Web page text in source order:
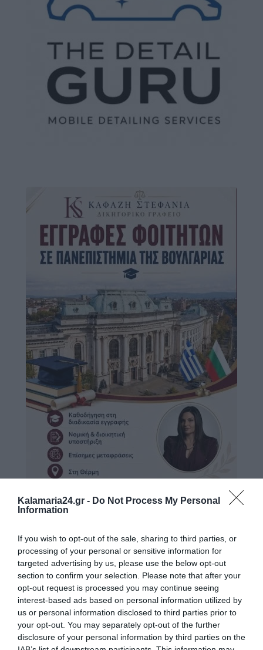
Kalamaria24.gr - Do Not Process My Personal
Information
If you wish to opt-out of the sale, sharing to third parties, or
processing of your personal or sensitive information for
targeted advertising by us, please use the below opt-out
section to confirm your selection. Please note that after your
opt-out request is processed you may continue seeing
interest-based ads based on personal information utilized by
us or personal information disclosed to third parties prior to
your opt-out. You may separately opt-out of the further
disclosure of your personal information by third parties on the